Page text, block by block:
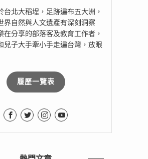
台北大稻埕，足跡遍布五大洲，
界自然與人文遺產有深刻洞察
在分享的部落客及教育工作者，
兒子大手牽小手走遍台灣，放眼
履歷一覽表